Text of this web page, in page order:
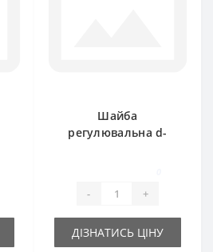
Шайба
регулювальна d-
- +
ДІЗНАТИСЬ ЦІНУ